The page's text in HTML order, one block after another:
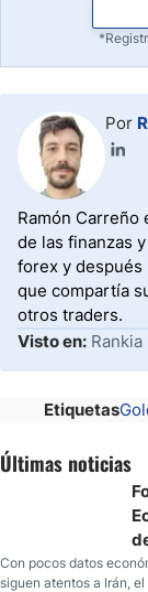
Por
Ramón
de las finanzas
forex y después
que compartía
otros traders.
Visto en: Rankia
Etiquetas
Últimas noticias
Con pocos datos
siguen atentos a Irán,